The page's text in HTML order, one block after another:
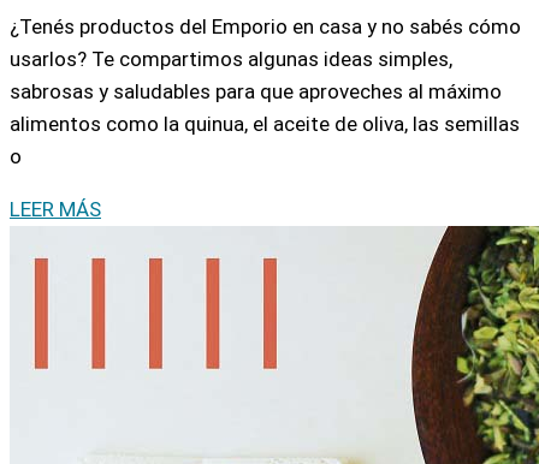
¿Tenés productos del Emporio en casa y no sabés cómo
usarlos? Te compartimos algunas ideas simples,
sabrosas y saludables para que aproveches al máximo
alimentos como la quinua, el aceite de oliva, las semillas
o
LEER MÁS